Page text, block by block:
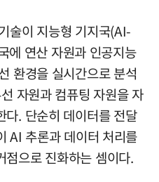
술이 지능형 기지국(AI-
에 연산 자원과 인공지능
환경을 실시간으로 분석
자원과 컴퓨팅 자원을 자
다. 단순히 데이터를 전달
AI 추론과 데이터 처리를
점으로 진화하는 셈이다.